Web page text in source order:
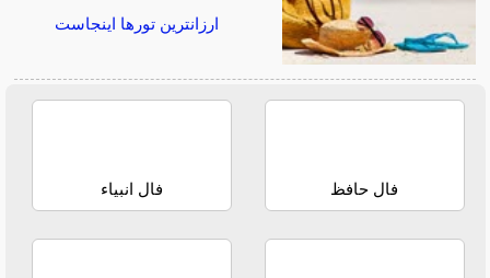
ارزانترین تورها اینجاست
فال حافظ فال انبیاء